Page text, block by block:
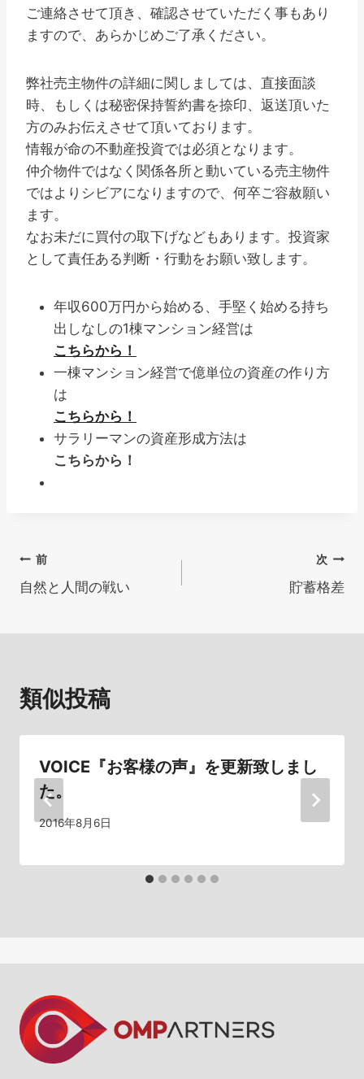
ご連絡させて頂き、確認させていただく事もあり
ますので、あらかじめご了承ください。
弊社売主物件の詳細に関しましては、直接面談
時、もしくは秘密保持誓約書を捺印、返送頂いた
方のみお伝えさせて頂いております。
情報が命の不動産投資では必須となります。
仲介物件ではなく関係各所と動いている売主物件
ではよりシビアになりますので、何卒ご容赦願い
ます。
なお未だに買付の取下げなどもあります。投資家
として責任ある判断・行動をお願い致します。
年収600万円から始める、手堅く始める持ち
出しなしの1棟マンション経営は
こちらから！
一棟マンション経営で億単位の資産の作り方
は
こちらから！
サラリーマンの資産形成方法は
こちらから！
投
稿
ゲ
ー
シ
ョ
前
自然と人間の戦い
次
貯蓄格差
類似投稿
VOICE『お客様の声』を更新致しまし
た。
2016年8月6日